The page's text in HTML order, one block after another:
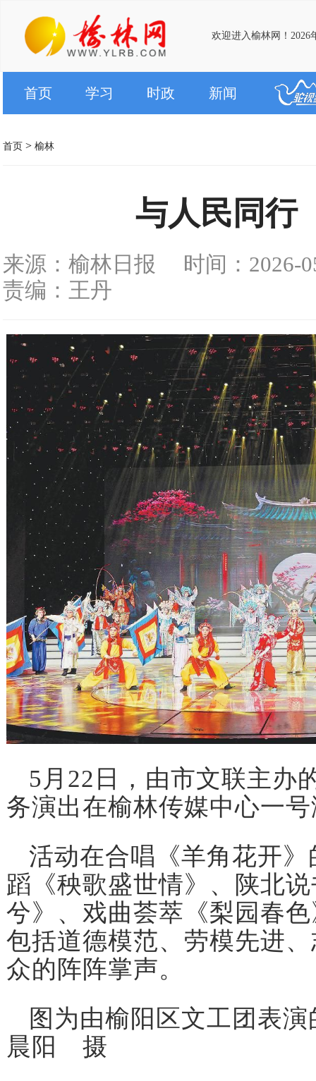
欢迎进入榆林网！2026
首页 学习 时政 新闻
首页 > 榆林
与人民同
来源：榆林日报
时间：2026-
责编：王丹
5月22日，由市文联主办
务演出在榆林传媒中心一
活动在合唱《羊角花开
蹈《秧歌盛世情》、陕北
兮》、戏曲荟萃《梨园春
包括道德模范、劳模先进
众的阵阵掌声。
图为由榆阳区文工团表
晨阳 摄